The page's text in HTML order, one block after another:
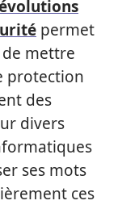
permet
de mettre
protection
des
divers
ses mots
ces